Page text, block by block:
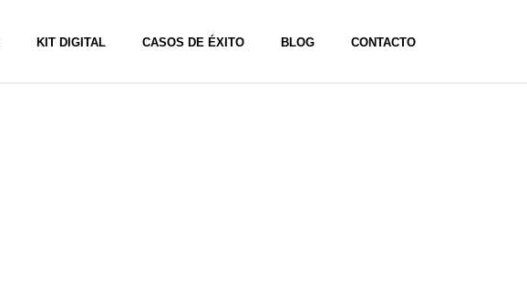
KIT DIGITAL CASOS DE ÉXITO BLOG CONTACTO